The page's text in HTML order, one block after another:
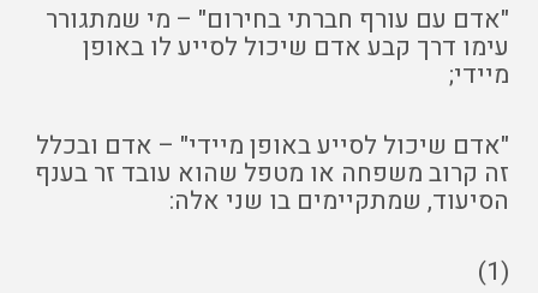
"אדם עם עורף חברתי בחירום" – מי שמתגורר
עימו דרך קבע אדם שיכול לסייע לו באופן
מיידי;
"אדם שיכול לסייע באופן מיידי" – אדם ובכלל
זה קרוב משפחה או מטפל שהוא עובד זר בענף
הסיעוד, שמתקיימים בו שני אלה:
(1)